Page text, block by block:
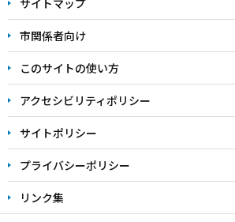
こ
こ
ま
で
市関係者向け
このサイトの使い方
アクセシビリティポリシー
サイトポリシー
プライバシーポリシー
リンク集